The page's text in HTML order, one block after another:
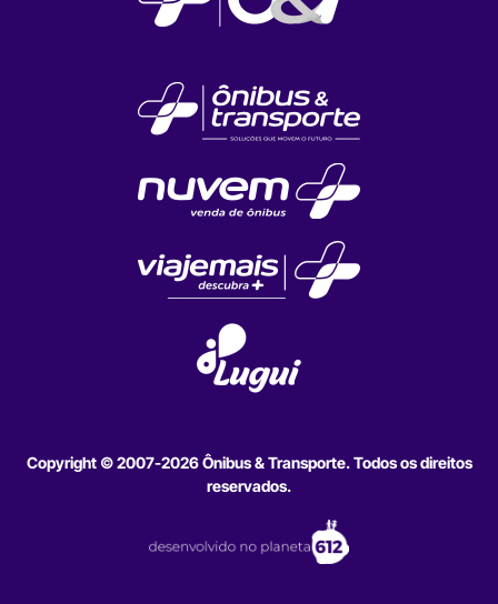
Copyright © 2007-2026 Ônibus & Transporte. Todos os direitos
reservados.